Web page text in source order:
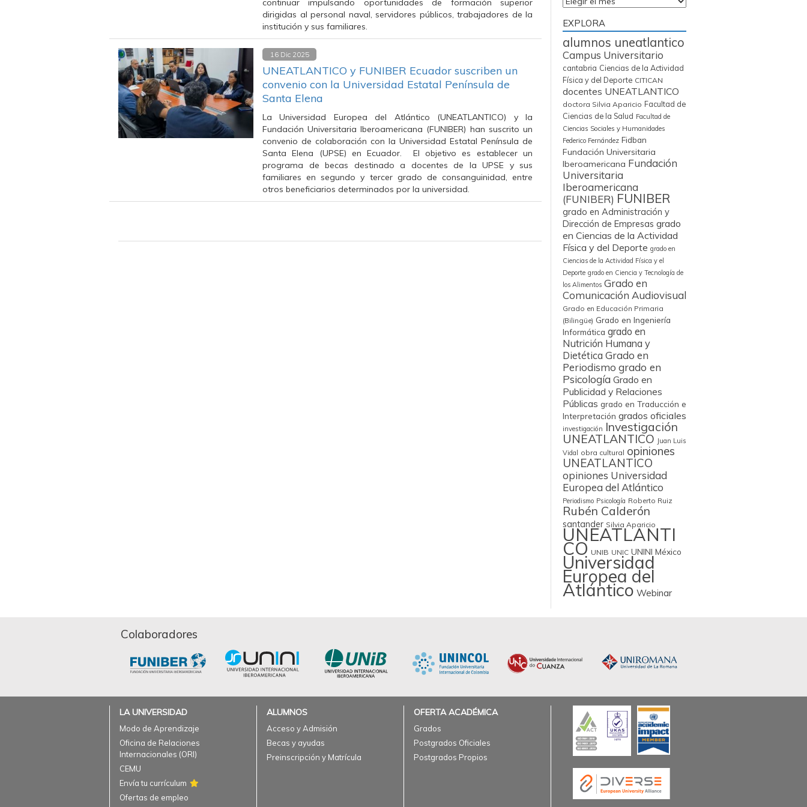
continuar impulsando oportunidades de formación superior
dirigidas al personal naval, servidores públicos, trabajadores de la
institución y sus familiares.
16 Dic 2025
UNEATLANTICO y FUNIBER Ecuador suscriben un
convenio con la Universidad Estatal Península de
Santa Elena
La Universidad Europea del Atlántico (UNEATLANTICO) y la
Fundación Universitaria Iberoamericana (FUNIBER) han suscrito un
convenio de colaboración con la Universidad Estatal Península de
Santa Elena (UPSE) en Ecuador. El objetivo es establecer un
programa de becas destinado a docentes de la UPSE y sus
familiares en segundo y tercer grado de consanguinidad, entre
otros beneficiarios determinados por la universidad.
EXPLORA
alumnos uneatlantico
Campus Universitario
cantabria Ciencias de la Actividad
Física y del Deporte CITICAN
docentes UNEATLANTICO
doctora Silvia Aparicio Facultad de
Ciencias de la Salud Facultad de
Ciencias Sociales y Humanidades
Federico Fernández Fidban
Fundación Universitaria
Iberoamericana Fundación
Universitaria
Iberoamericana
(FUNIBER) FUNIBER
grado en Administración y
Dirección de Empresas grado
en Ciencias de la Actividad
Física y del Deporte grado en
Ciencias de la Actividad Física y el
Deporte grado en Ciencia y Tecnología de
los Alimentos Grado en
Comunicación Audiovisual
Grado en Educación Primaria
(Bilingüe) Grado en Ingeniería
Informática grado en
Nutrición Humana y
Dietética Grado en
Periodismo grado en
Psicología Grado en
Publicidad y Relaciones
Públicas grado en Traducción e
Interpretación grados oficiales
investigación Investigación
UNEATLANTICO Juan Luis
Vidal
obra cultural opiniones
UNEATLANTICO
opiniones Universidad
Europea del Atlántico
Periodismo Psicología Roberto Ruiz
Rubén Calderón
santander Silvia Aparicio
UNEATLANTI
CO UNIB UNIC UNINI México
Universidad
Europea del
Atlántico Webinar
Colaboradores
LA UNIVERSIDAD
Modo de Aprendizaje
Oficina de Relaciones
Internacionales (ORI)
CEMU
Envía tu currículum
Ofertas de empleo
ALUMNOS
Acceso y Admisión
Becas y ayudas
Preinscripción y Matrícula
OFERTA ACADÉMICA
Grados
Postgrados Oficiales
Postgrados Propios